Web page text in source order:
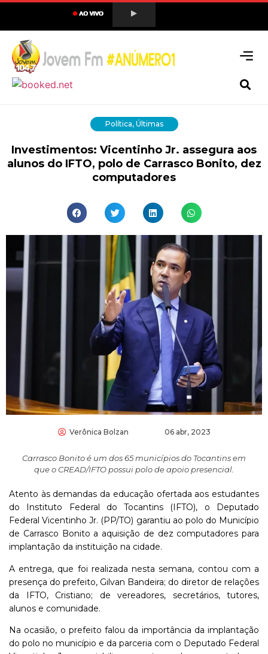
Política, Últimas
Investimentos: Vicentinho Jr. assegura aos
alunos do IFTO, polo de Carrasco Bonito, dez
computadores
Verônica Bolzan 06 abr, 2023
Carrasco Bonito é um dos 65 municípios do Tocantins em
que o CREAD/IFTO possui polo de apoio presencial.
Atento às demandas da educação ofertada aos estudantes
do Instituto Federal do Tocantins (IFTO), o Deputado
Federal Vicentinho Jr. (PP/TO) garantiu ao polo do Município
de Carrasco Bonito a aquisição de dez computadores para
implantação da instituição na cidade.
A entrega, que foi realizada nesta semana, contou com a
presença do prefeito, Gilvan Bandeira; do diretor de relações
da IFTO, Cristiano; de vereadores, secretários, tutores,
alunos e comunidade.
Na ocasião, o prefeito falou da importância da implantação
do polo no município e da parceria com o Deputado Federal